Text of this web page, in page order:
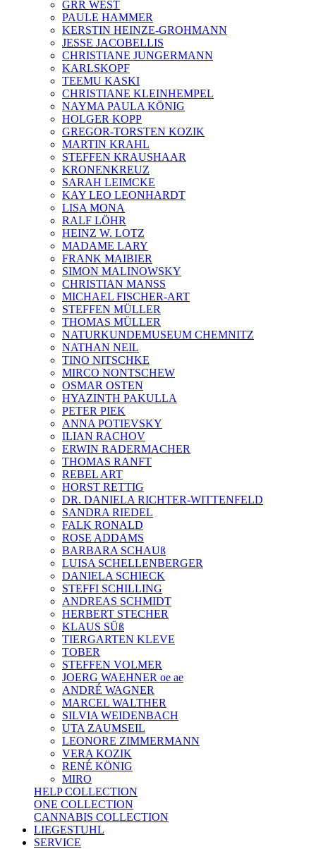
GRR WEST
PAULE HAMMER
KERSTIN HEINZE-GROHMANN
JESSE JACOBELLIS
CHRISTIANE JUNGERMANN
KARLSKOPF
TEEMU KASKI
CHRISTIANE KLEINHEMPEL
NAYMA PAULA KÖNIG
HOLGER KOPP
GREGOR-TORSTEN KOZIK
MARTIN KRAHL
STEFFEN KRAUSHAAR
KRONENKREUZ
SARAH LEIMCKE
KAY LEO LEONHARDT
LISA MONA
RALF LÖHR
HEINZ W. LOTZ
MADAME LARY
FRANK MAIBIER
SIMON MALINOWSKY
CHRISTIAN MANSS
MICHAEL FISCHER-ART
STEFFEN MÜLLER
THOMAS MÜLLER
NATURKUNDEMUSEUM CHEMNITZ
NATHAN NEIL
TINO NITSCHKE
MIRCO NONTSCHEW
OSMAR OSTEN
HYAZINTH PAKULLA
PETER PIEK
ANNA POTIEVSKY
ILIAN RACHOV
ERWIN RADERMACHER
THOMAS RANFT
REBEL ART
HORST RETTIG
DR. DANIELA RICHTER-WITTENFELD
SANDRA RIEDEL
FALK RONALD
ROSE ADDAMS
BARBARA SCHAUß
LUISA SCHELLENBERGER
DANIELA SCHIECK
STEFFI SCHILLING
ANDREAS SCHMIDT
HERBERT STECHER
KLAUS SÜß
TIERGARTEN KLEVE
TOBER
STEFFEN VOLMER
JOERG WAEHNER oe ae
ANDRÉ WAGNER
MARCEL WALTHER
SILVIA WEIDENBACH
UTA ZAUMSEIL
LEONORE ZIMMERMANN
VERA KOZIK
RENÉ KÖNIG
MIRO
HELP COLLECTION
ONE COLLECTION
CANNABIS COLLECTION
LIEGESTUHL
SERVICE